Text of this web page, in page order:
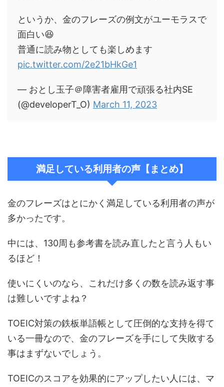
というか、金のフレーズの例文がユーモラスで
面白い😆
普通に読み物としても楽しめます
pic.twitter.com/2e21bHkGe1
— おとし玉子＠障害者雇用で頑張る社内SE
(@developerT_O) March 11, 2023
満足している利用者の声【まとめ】
金のフレーズはとにかく満足している利用者の声が
多かったです。
中には、130周も参考書を読み直したと言う人もい
るほど！
使いにくいのなら、これだけ多くの数を読み返す事
は難しいですよね？
TOEIC対策の鉄板単語帳として圧倒的な支持を得て
いる一冊なので、金のフレーズを手にして失敗する
事はまずないでしょう。
TOEICのスコアを効果的にアップしたい人には、マ